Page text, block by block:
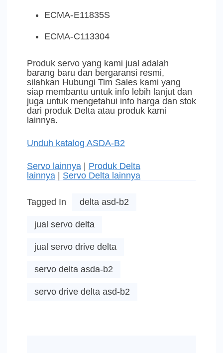
ECMA-E11835S
ECMA-C113304
Produk servo yang kami jual adalah
barang baru dan bergaransi resmi,
silahkan Hubungi Tim Sales kami yang
siap membantu untuk info lebih lanjut dan
juga untuk mengetahui info harga dan stok
dari produk Delta atau produk kami
lainnya.
Unduh katalog ASDA-B2
Servo lainnya
Produk Delta
lainnya
Servo Delta lainnya
Tagged In delta asd-b2
jual servo delta
jual servo drive delta
servo delta asda-b2
servo drive delta asd-b2